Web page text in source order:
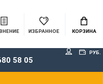
ИЗБРАННОЕ КОРЗИНА
58 05
РУБ.